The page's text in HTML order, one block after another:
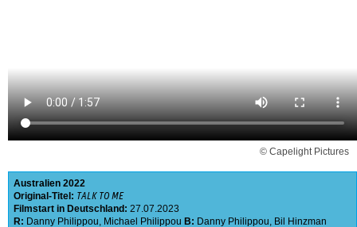
© Capelight Pictures
Australien 2022
Original-Titel: TALK TO ME
Filmstart in Deutschland: 27.07.2023
R: Danny Philippou, Michael Philippou B: Danny Philippou, Bil Hinzman